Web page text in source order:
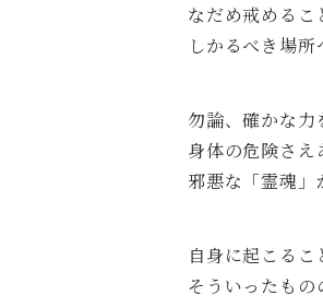
なだめ戒めるこ
しかるべき場所
勿論、確かな力
身体の危険さえ
邪悪な「霊魂」
自身に起こるこ
そういったもの